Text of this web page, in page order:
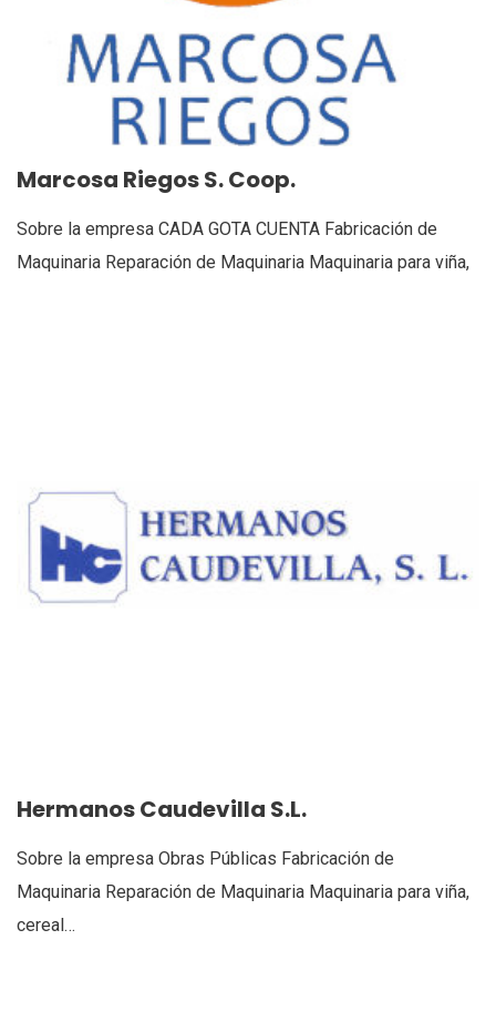
Marcosa Riegos S. Coop.
Sobre la empresa CADA GOTA CUENTA Fabricación de
Maquinaria Reparación de Maquinaria Maquinaria para viña,
Hermanos Caudevilla S.L.
Sobre la empresa Obras Públicas Fabricación de
Maquinaria Reparación de Maquinaria Maquinaria para viña,
cereal…